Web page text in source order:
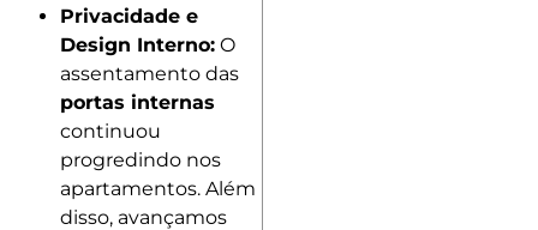
Privacidade e
Design Interno: O
assentamento das
portas internas
continuou
progredindo nos
apartamentos. Além
disso, avançamos